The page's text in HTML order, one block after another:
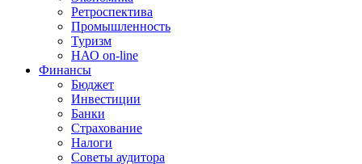
Ретроспектива
Промышленность
Туризм
НАО on-line
Финансы
Бюджет
Инвестиции
Банки
Страхование
Налоги
Советы аудитора